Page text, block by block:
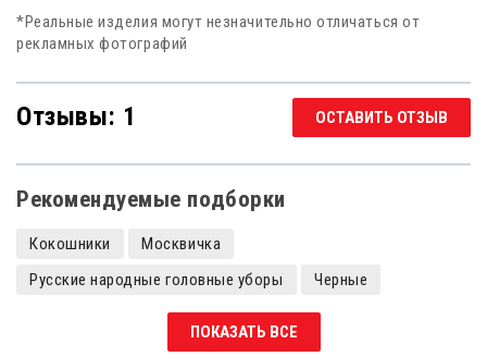
*Реальные изделия могут незначительно отличаться от
рекламных фотографий
Отзывы: 1 ОСТАВИТЬ ОТЗЫВ
Рекомендуемые подборки
Кокошники
Москвичка
Русские народные головные уборы
Черные
Кокошники с камнями
Кокошники царевны
Кокошники детские
ПОКАЗАТЬ ВСЕ